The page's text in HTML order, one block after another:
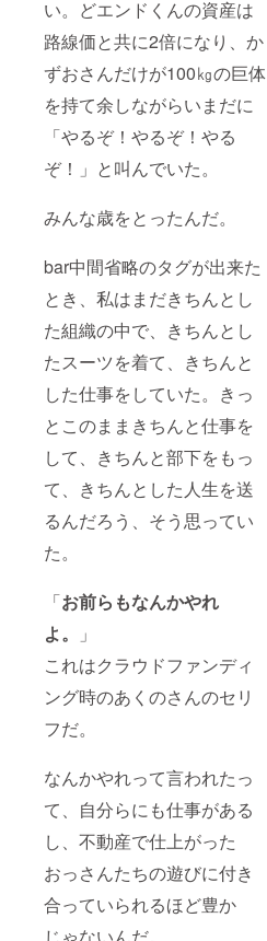
い。どエンドくんの資産は
路線価と共に2倍になり、か
ずおさんだけが100㎏の巨体
を持て余しながらいまだに
「やるぞ！やるぞ！やる
ぞ！」と叫んでいた。
みんな歳をとったんだ。
bar中間省略のタグが出来た
とき、私はまだきちんとし
た組織の中で、きちんとし
たスーツを着て、きちんと
した仕事をしていた。きっ
とこのままきちんと仕事を
して、きちんと部下をもっ
て、きちんとした人生を送
るんだろう、そう思ってい
た。
「お前らもなんかやれ
よ。
」
これはクラウドファンディ
ング時のあくのさんのセリ
フだ。
なんかやれって言われたっ
て、自分らにも仕事がある
し、不動産で仕上がった
おっさんたちの遊びに付き
合っていられるほど豊か